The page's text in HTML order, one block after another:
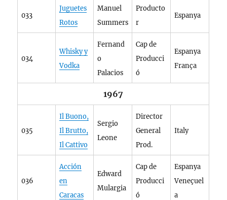
033
Juguetes
Rotos
Manuel
Summers
Producto
r
Espanya
034
Whisky y
Vodka
Fernand
o
Palacios
Cap de
Producci
ó
Espanya
França
1967
035
Il Buono,
Il Brutto,
Il Cattivo
Sergio
Leone
Director
General
Prod.
Italy
036
Acción
en
Caracas
Edward
Mulargia
Cap de
Producci
ó
Espanya
Veneçuel
a